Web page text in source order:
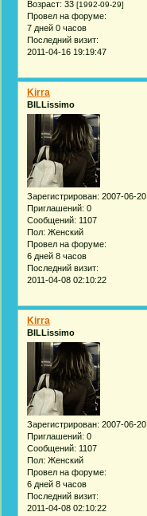
Возраст: 33 [1992-09-29]
Провел на форуме:
7 дней 0 часов
Последний визит:
2011-04-16 19:19:47
Kirra
BILLissimo
Зарегистрирован: 2007-06-20
Приглашений: 0
Сообщений: 1107
Пол: Женский
Провел на форуме:
6 дней 8 часов
Последний визит:
2011-04-08 02:10:22
Kirra
BILLissimo
Зарегистрирован: 2007-06-20
Приглашений: 0
Сообщений: 1107
Пол: Женский
Провел на форуме:
6 дней 8 часов
Последний визит:
2011-04-08 02:10:22